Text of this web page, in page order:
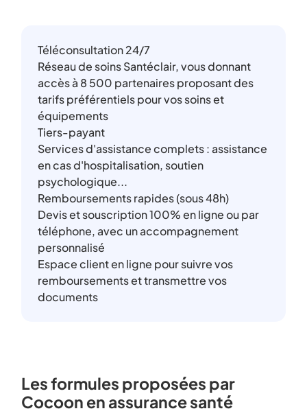
Téléconsultation 24/7
Réseau de soins Santéclair, vous donnant
accès à 8 500 partenaires proposant des
tarifs préférentiels pour vos soins et
équipements
Tiers-payant
Services d'assistance complets : assistance
en cas d'hospitalisation, soutien
psychologique...
Remboursements rapides (sous 48h)
Devis et souscription 100% en ligne ou par
téléphone, avec un accompagnement
personnalisé
Espace client en ligne pour suivre vos
remboursements et transmettre vos
documents
Les formules proposées par
Cocoon en assurance santé